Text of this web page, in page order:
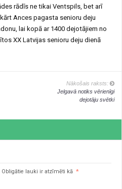
rādīs ne tikai Ventspils, bet arī
Ances pagasta senioru deju
lai kopā ar 1400 dejotājiem no
XX Latvijas senioru deju dienā
Nākošais raksts:
Jelgavā notiks vērienīgi
dejotāju svētki
Obligātie lauki ir atzīmēti kā *